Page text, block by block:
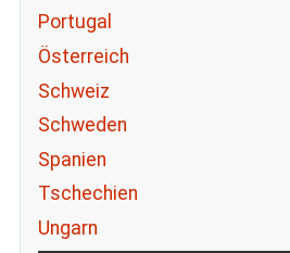
Portugal
Österreich
Schweiz
Schweden
Spanien
Tschechien
Ungarn